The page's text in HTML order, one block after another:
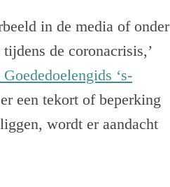
in de media of onder
de coronacrisis,’
‘s-
een tekort of beperking
wordt er aandacht